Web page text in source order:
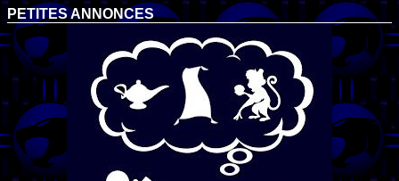
PETITES ANNONCES